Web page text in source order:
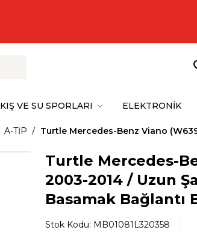
KIŞ VE SU SPORLARI ELEKTRONİK
A-TİP Turtle Mercedes-Benz Viano
Turtle Mercedes-
2003-2014 / Uzun
Basamak Bağlantı
Stok Kodu: MB01081L320358